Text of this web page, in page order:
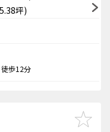
坪)
徒歩12分